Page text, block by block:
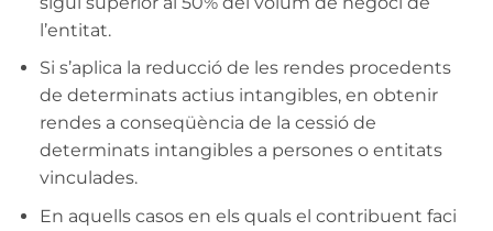
l’entitat.
Si s’aplica la reducció de les rendes procedents
de determinats actius intangibles, en obtenir
rendes a conseqüència de la cessió de
determinats intangibles a persones o entitats
vinculades.
En aquells casos en els quals el contribuent faci